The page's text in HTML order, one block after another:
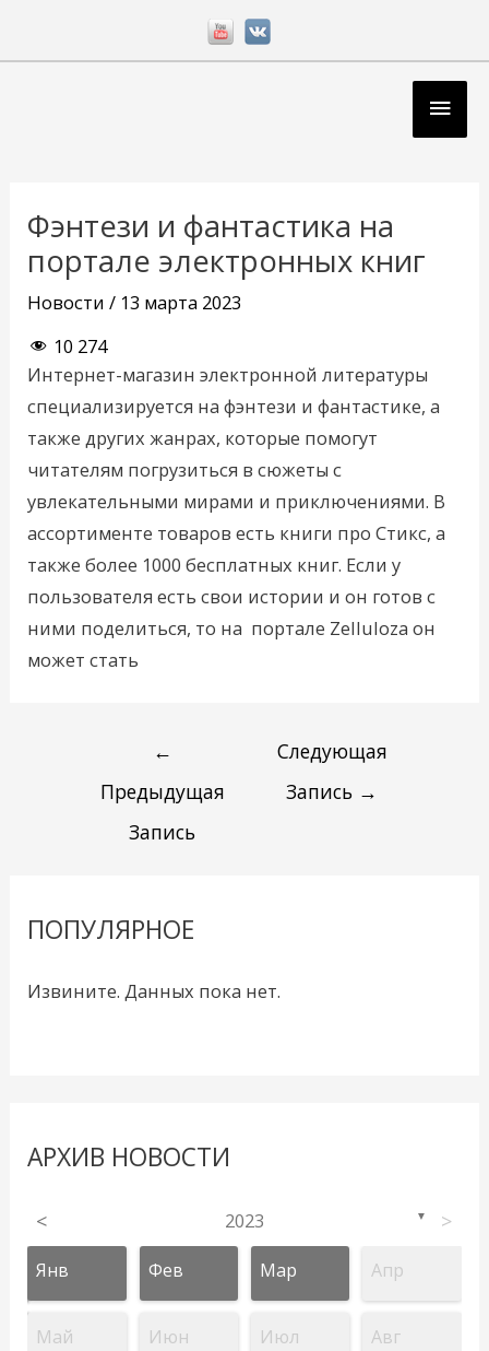
Фэнтези и фантастика на
портале электронных книг
Новости / 13 марта 2023
10 274
Интернет-магазин электронной литературы
специализируется на фэнтези и фантастике, а
также других жанрах, которые помогут
читателям погрузиться в сюжеты с
увлекательными мирами и приключениями. В
ассортименте товаров есть книги про Стикс, а
также более 1000 бесплатных книг. Если у
пользователя есть свои истории и он готов с
ними поделиться, то на портале Zelluloza он
может стать
записям
←
Предыдущая
Запись
Следующая
Запись →
ПОПУЛЯРНОЕ
Извините. Данных пока нет.
АРХИВ НОВОСТИ
< 2023 ▼ >
Янв Фев Мар Апр
Май Июн Июл Авг